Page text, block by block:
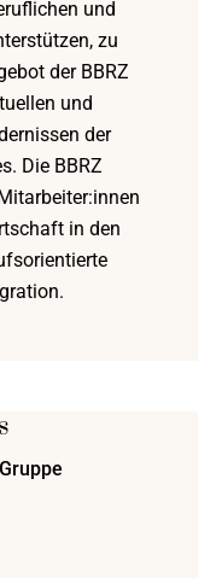
und
zu
der BBRZ
und
der
Die BBRZ
in den